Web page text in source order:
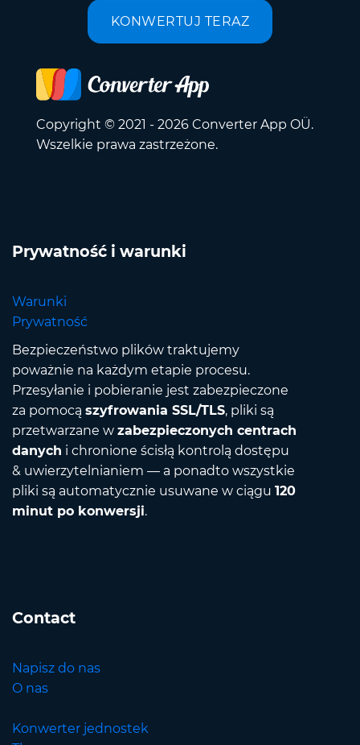
KONWERTUJ TERAZ
Copyright © 2021 - 2026 Converter App OÜ.
Wszelkie prawa zastrzeżone.
Prywatność i warunki
Warunki
Prywatność
Bezpieczeństwo plików traktujemy
poważnie na każdym etapie procesu.
Przesyłanie i pobieranie jest zabezpieczone
za pomocą szyfrowania SSL/TLS, pliki są
przetwarzane w zabezpieczonych centrach
danych i chronione ścisłą kontrolą dostępu
& uwierzytelnianiem — a ponadto wszystkie
pliki są automatycznie usuwane w ciągu 120
minut po konwersji.
Contact
Napisz do nas
O nas
Konwerter jednostek